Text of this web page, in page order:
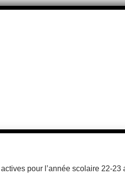
actives pour l’année scolaire 22-23